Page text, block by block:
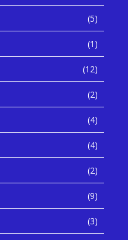
(5)
(1)
(12)
(2)
(4)
(4)
(2)
(9)
(3)